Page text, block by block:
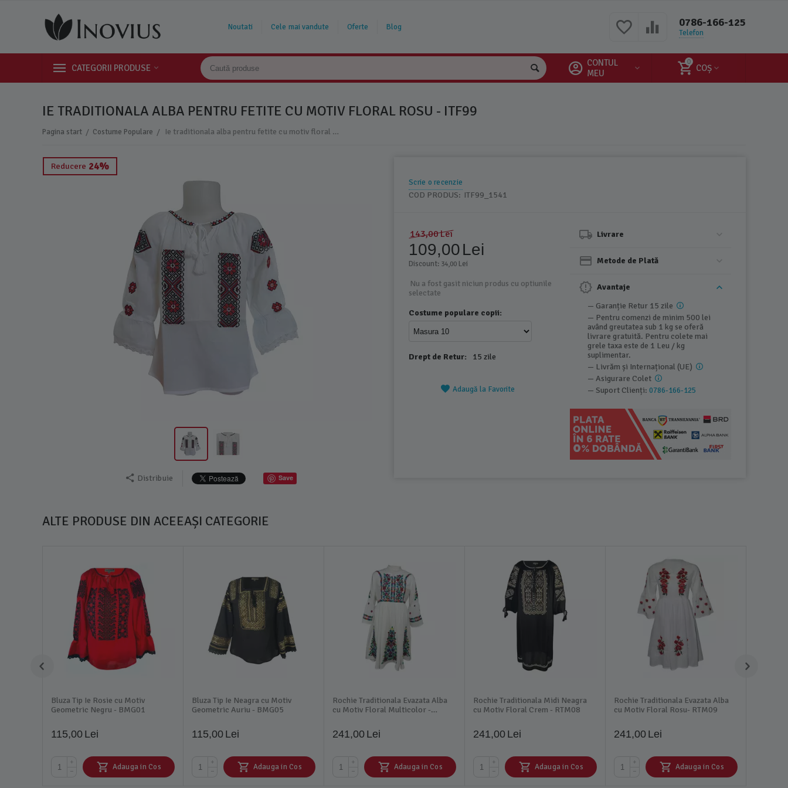
Noutati Cele mai vandute Oferte Blog 0786-166-125
Telefon
CATEGORII PRODUSE
0
COȘ
CONTUL
MEU
IE TRADITIONALA ALBA PENTRU FETITE CU MOTIV FLORAL ROSU - ITF99
Pagina start / Costume Populare / Ie traditionala alba pentru fetite cu motiv floral rosu - ITF99
Reducere 24%
Distribuie Save
Scrie o recenzie
COD PRODUS: ITF99_1541
143,00Lei
109,00Lei
Discount: 34,00 Lei
Nu a fost gasit niciun produs cu optiunile
selectate
Costume populare copii:
Drept de Retur: 15 zile
Adaugă la Favorite
Livrare
Metode de Plată
Avantaje
— Garanție Retur 15 zile
— Pentru comenzi de minim 500 lei
având greutatea sub 1 kg se oferă
livrare gratuită. Pentru colete mai
grele taxa este de 1 Leu / kg
suplimentar.
— Livrăm și Internațional (UE)
— Asigurare Colet
— Suport Clienți:0786-166-125
ALTE PRODUSE DIN ACEEAȘI CATEGORIE
Bluza Tip Ie Rosie cu Motiv
Geometric Negru - BMG01
115,00 Lei
+
−
Adauga in Cos
Bluza Tip Ie Neagra cu Motiv
Geometric Auriu - BMG05
115,00 Lei
+
−
Adauga in Cos
Rochie Traditionala Evazata Alba
cu Motiv Floral Multicolor -
241,00 Lei
+
−
Adauga in Cos
Rochie Traditionala Midi Neagra
cu Motiv Floral Crem - RTM08
241,00 Lei
+
−
Adauga in Cos
Rochie Traditionala Evazata Alba
cu Motiv Floral Rosu- RTM09
241,00 Lei
+
−
Adauga in Cos